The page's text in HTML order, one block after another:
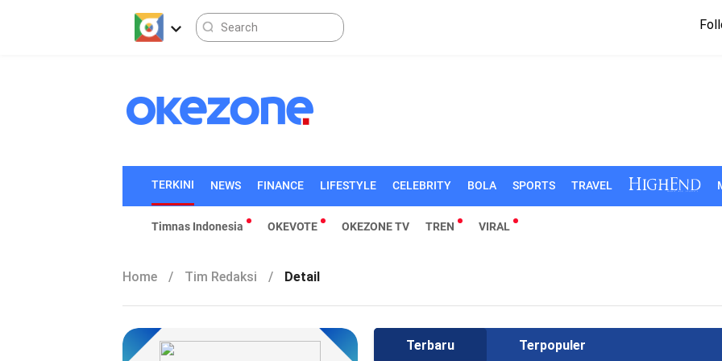
TERKINI NEWS FINANCE LIFESTYLE CELEBRITY BOLA SPORTS TRAVEL
Timnas Indonesia OKEVOTE OKEZONE TV TREN VIRAL
Home / Tim Redaksi / Detail
Terbaru Terpopuler